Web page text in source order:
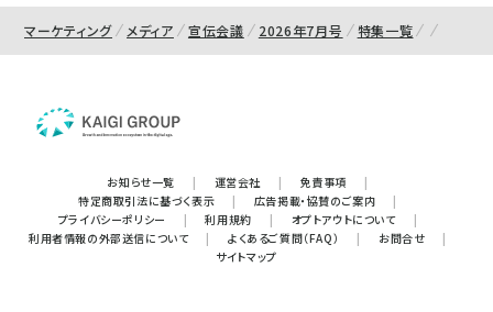
マーケティング メディア 宣伝会議 2026年7月号 特集一覧
お知らせ一覧 | 運営会社 | 免責事項
|
特定商取引法に基づく表示
| 広告掲載・協賛のご案内
|
プライバシーポリシー
| 利用規約 | オプトアウトについて
|
利用者情報の外部送信について
| よくあるご質問（FAQ） | お問合せ
|
サイトマップ